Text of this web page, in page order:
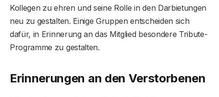
Kollegen zu ehren und seine Rolle in den Darbietungen
neu zu gestalten. Einige Gruppen entscheiden sich
dafür, in Erinnerung an das Mitglied besondere Tribute-
Programme zu gestalten.
Erinnerungen an den Verstorbenen